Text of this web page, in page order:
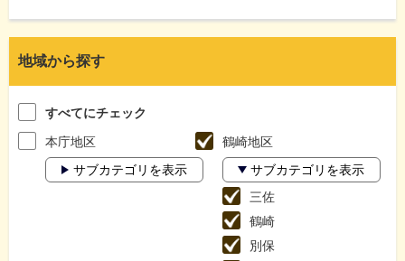
地域から探す
すべてにチェック
本庁地区
サブカテゴリを表示
鶴崎地区
サブカテゴリを表示
三佐
鶴崎
別保